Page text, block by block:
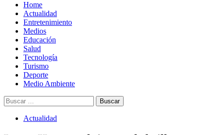
Home
Actualidad
Entretenimiento
Medios
Educación
Salud
Tecnología
Turismo
Deporte
Medio Ambiente
Buscar:
Actualidad